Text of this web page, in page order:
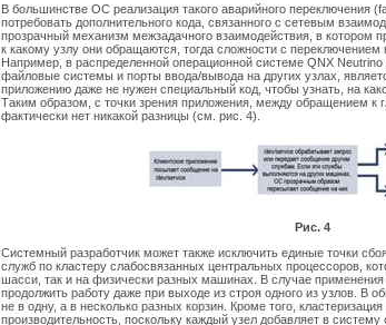
В большинстве ОС реализация такого аварийного переключения
потребовать дополнительного кода, связанного с сетевым
прозрачный механизм межзадачного взаимодействия, в котором
к какому узлу они обращаются, тогда сложности с переключением
Например, в распределенной операционной системе QNX Neutrino
файловые системы и порты ввода/вывода на других узлах,
приложению даже не нужен специальный код, чтобы узнать, на
Таким образом, с точки зрения приложения, между обращением к
фактически нет никакой разницы (см. рис. 4).
Рис. 4
Системный разработчик может также исключить единые точки
служб по кластеру слабосвязанных центральных процессоров,
шасси, так и на физически разных машинах. В случае
продолжить работу даже при выходе из строя одного из узлов. В
не в одну, а в несколько разных корзин. Кроме того,
производительность, поскольку каждый узел добавляет в